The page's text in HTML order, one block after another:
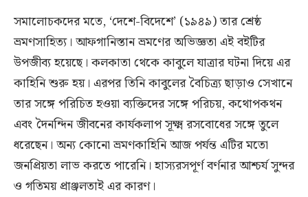
সমালোচকদের মতে, ‘দেশে-বিদেশে’ (১৯৪৯) তার শ্রেষ্ঠ
ভ্রমণসাহিত্য। আফগানিস্তান ভ্রমণের অভিজ্ঞতা এই বইটির
উপজীব্য হয়েছে। কলকাতা থেকে কাবুলে যাত্রার ঘটনা দিয়ে এর
কাহিনি শুরু হয়। এরপর তিনি কাবুলের বৈচিত্র্য ছাড়াও সেখানে
তার সঙ্গে পরিচিত হওয়া ব্যক্তিদের সঙ্গে পরিচয়, কথোপকথন
এবং দৈনন্দিন জীবনের কার্যকলাপ সূক্ষ্ম রসবোধের সঙ্গে তুলে
ধরেছেন। অন্য কোনো ভ্রমণকাহিনি আজ পর্যন্ত এটির মতো
জনপ্রিয়তা লাভ করতে পারেনি। হাস্যরসপূর্ণ বর্ণনার আশ্চর্য সুন্দর
ও গতিময় প্রাঞ্জলতাই এর কারণ।